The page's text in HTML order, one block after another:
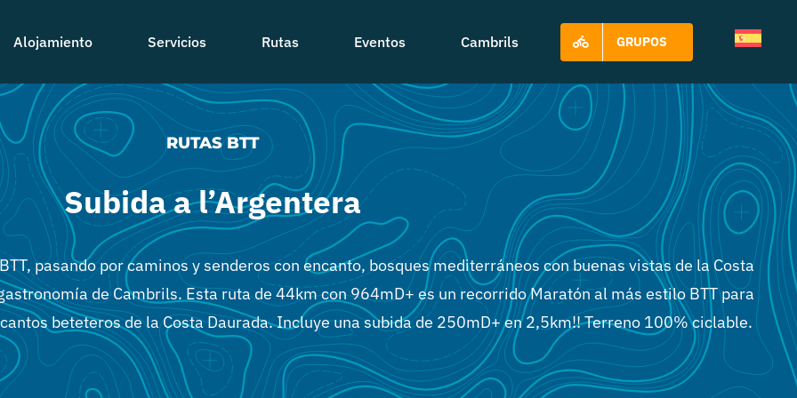
Alojamiento Servicios Rutas Eventos Cambrils GRUPOS
RUTAS BTT
Subida a l’Argentera
pasando por caminos y senderos con encanto, bosques mediterráneos con buenas vistas de la Costa
de Cambrils. Esta ruta de 44km con 964mD+ es un recorrido Maratón al más estilo BTT para
beteteros de la Costa Daurada. Incluye una subida de 250mD+ en 2,5km!! Terreno 100% ciclable.